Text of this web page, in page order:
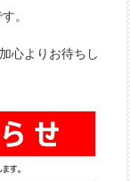
。
心よりお待ちし